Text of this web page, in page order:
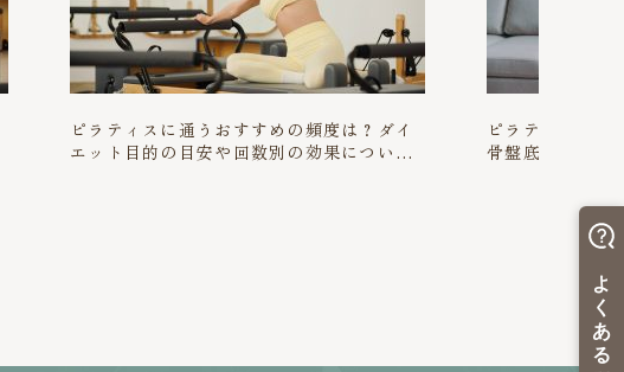
ピラティスに通うおすすめの頻度は？ダイ
エット目的の目安や回数別の効果について
ピラティスで尿
骨盤底筋の整え